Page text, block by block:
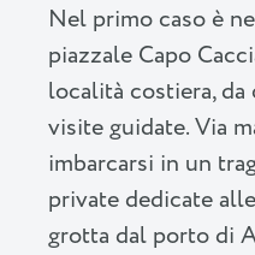
Nel primo caso è
piazzale Capo
località costiera,
visite guidate. Via
imbarcarsi in un
private dedicate
grotta dal porto di